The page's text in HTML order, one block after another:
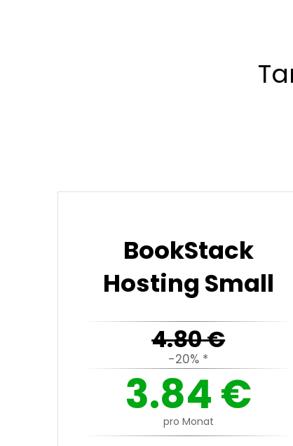
BookStack
Hosting Small
4.80€
-20% *
3.84€
pro Monat